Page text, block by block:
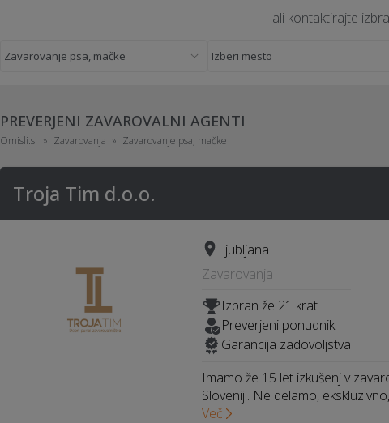
ali kontaktirajte
PREVERJENI ZAVAROVALNI AGENTI
Omisli.si Zavarovanja Zavarovanje psa, mačke
Troja Tim d.o.o.
Ljubljana
Zavarovanja
Izbran že 21 krat
Preverjeni ponudnik
Garancija zadovoljstva
Imamo že 15 let izkušenj v
Sloveniji. Ne delamo,
Več